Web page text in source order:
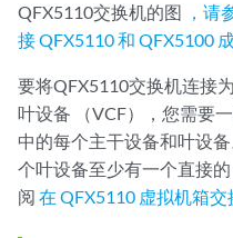
QFX5110交换机的图 ，请
接 QFX5110 和 QFX5100
要将QFX5110交换机连接
叶设备 （VCF），您需要
中的每个主干设备和叶设
个叶设备至少有一个直接
阅 在 QFX5110 虚拟机箱